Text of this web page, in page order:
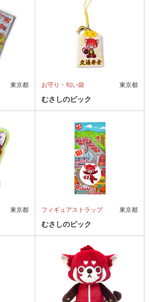
東京都 お守り・匂い袋 東京都
むさしのピック
東京都 フィギュアストラップ 東京都
むさしのピック